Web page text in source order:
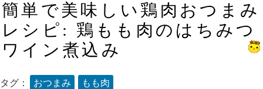
簡単で美味しい鶏肉おつまみ
レシピ: 鶏もも肉のはちみつ
ワイン煮込み
タグ： おつまみ もも肉